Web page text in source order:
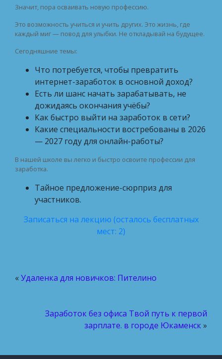
Значит, пора осваивать новую профессию.
Это возможность учиться и учить других. Это жизнь, где
каждый миг — повод для улыбки. Не откладывай на будущее.
Сегодняшние темы:
Что потребуется, чтобы превратить
интернет-заработок в основной доход?
Есть ли шанс начать зарабатывать, не
дожидаясь окончания учёбы?
Как быстро выйти на заработок в сети?
Какие специальности востребованы в 2026
— 2027 году для онлайн-работы?
В нашей школе вы легко и быстро освоите профессии для
заработка.
Тайное предложение-сюрприз для
участников.
Записаться на лекцию (осталось бесплатных
мест: 2)
«Удаленка для новичков: Пителино
Заработок без офиса Твой путь к первой
зарплате. в городе Юкаменск»